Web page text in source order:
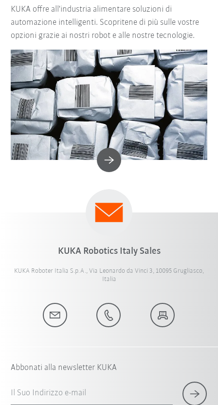
KUKA offre all'industria alimentare soluzioni di
automazione intelligenti. Scopritene di più sulle vostre
opzioni grazie ai nostri robot e alle nostre tecnologie.
KUKA Robotics Italy Sales
KUKA Roboter Italia S.p.A., Via Leonardo da Vinci 3, 10095 Grugliasco,
Italia
Abbonati alla newsletter KUKA
Il Suo Indirizzo e-mail